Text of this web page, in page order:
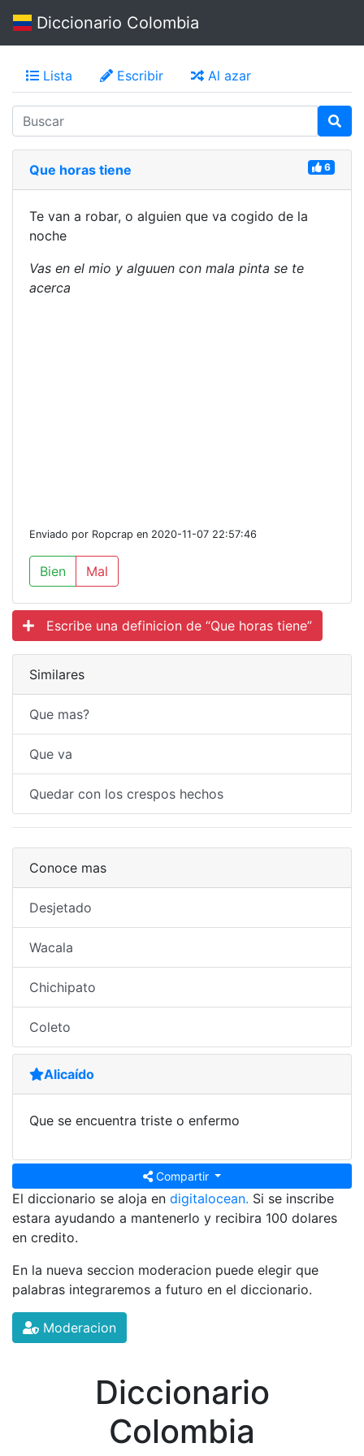
Diccionario Colombia
Lista Escribir Al azar
Que horas tiene 6
Te van a robar, o alguien que va cogido de la
noche
Vas en el mio y alguuen con mala pinta se te
acerca
Enviado por Ropcrap en 2020-11-07 22:57:46
Bien Mal
Escribe una definicion de “Que horas tiene”
Similares
Que mas?
Que va
Quedar con los crespos hechos
Conoce mas
Desjetado
Wacala
Chichipato
Coleto
Alicaído
Que se encuentra triste o enfermo
Compartir
El diccionario se aloja en digitalocean. Si se inscribe
estara ayudando a mantenerlo y recibira 100 dolares
en credito.
En la nueva seccion moderacion puede elegir que
palabras integraremos a futuro en el diccionario.
Moderacion
Diccionario
Colombia